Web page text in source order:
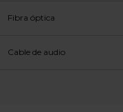
Fibra óptica
Cable de audio